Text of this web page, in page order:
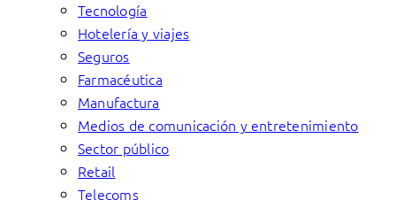
Tecnología
Hotelería y viajes
Seguros
Farmacéutica
Manufactura
Medios de comunicación y entretenimiento
Sector público
Retail
Telecoms